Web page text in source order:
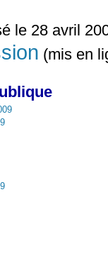
le 28 avril
(mis en